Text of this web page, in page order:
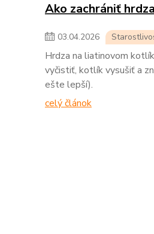
Ako zachrániť
03.04.2026
Hrdza na liatinovom
vyčistiť, kotlík vysušiť a
ešte lepší).
celý článok